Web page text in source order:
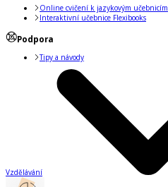
Online cvičení k jazykovým učebnicím
Interaktivní učebnice Flexibooks
Podpora
Tipy a návody
Vzdělávání